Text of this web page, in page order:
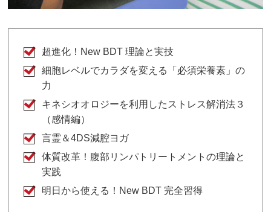
超進化！New BDT 理論と実技
細胞レベルでカラダを変える「必須栄養素」の
力
キネシオオロジーを利用したストレス解消法３
（感情編）
言霊＆4DS減腔ヨガ
体質改革！腹部リンパトリートメントの理論と
実践
明日から使える！New BDT 完全習得